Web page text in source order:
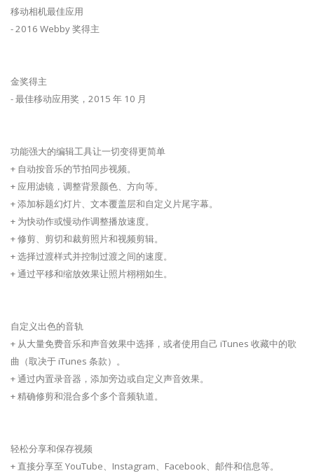
移动相机最佳应用
- 2016 Webby 奖得主
金奖得主
- 最佳移动应用奖，2015 年 10 月
功能强大的编辑工具让一切变得更简单
+ 自动按音乐的节拍同步视频。
+ 应用滤镜，调整背景颜色、方向等。
+ 添加标题幻灯片、文本覆盖层和自定义片尾字幕。
+ 为快动作或慢动作调整播放速度。
+ 修剪、剪切和裁剪照片和视频剪辑。
+ 选择过渡样式并控制过渡之间的速度。
+ 通过平移和缩放效果让照片栩栩如生。
自定义出色的音轨
+ 从大量免费音乐和声音效果中选择，或者使用自己 iTunes 收藏中的歌
曲（取决于 iTunes 条款）。
+ 通过内置录音器，添加旁边或自定义声音效果。
+ 精确修剪和混合多个多个音频轨道。
轻松分享和保存视频
+ 直接分享至 YouTube、Instagram、Facebook、邮件和信息等。